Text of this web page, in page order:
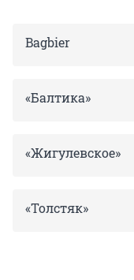
Bagbier
«Балтика»
«Жигулевское»
«Толстяк»